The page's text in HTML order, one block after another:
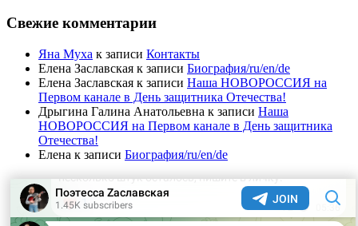
Свежие комментарии
Яна Муха к записи Контакты
Елена Заславская к записи Биография/ru/en/de
Елена Заславская к записи Наша НОВОРОССИЯ на
Первом канале в День защитника Отечества!
Дрыгина Галина Анатольевна к записи Наша
НОВОРОССИЯ на Первом канале в День защитника
Отечества!
Елена к записи Биография/ru/en/de